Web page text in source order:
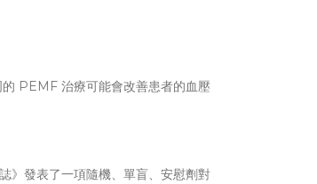
PEMF 治療可能會改善患者的血壓
》發表了一項隨機、單盲、安慰劑對